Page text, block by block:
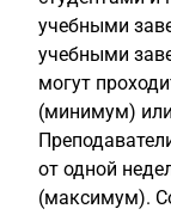
учебными
учебными
могут
(минимум)
от одной
(максимум).